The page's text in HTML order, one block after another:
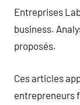
Entreprises
business.
proposés.
Ces articles
entrepreneurs